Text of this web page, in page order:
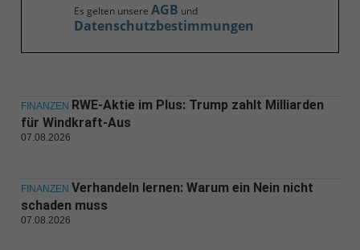
Es gelten unsere AGB und
Datenschutzbestimmungen
FINANZEN RWE-Aktie im Plus: Trump zahlt Milliarden
für Windkraft-Aus
07.08.2026
FINANZEN Verhandeln lernen: Warum ein Nein nicht
schaden muss
07.08.2026